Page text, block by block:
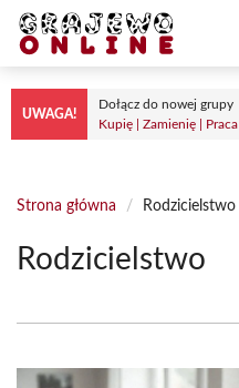
Przejdź
treści
UWAGA!
Dołącz do nowej grupy
Kupię | Zamienię | Praca
Strona główna / Rodzicielstwo
Rodzicielstwo